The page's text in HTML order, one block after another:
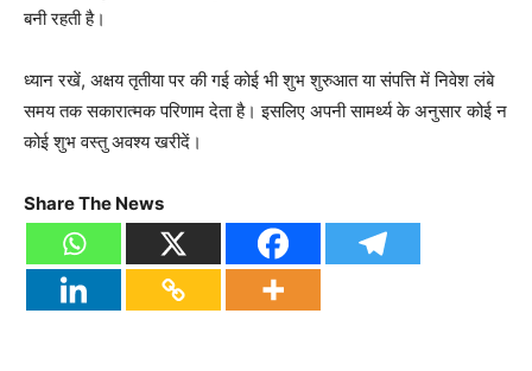
बनी रहती है।
ध्यान रखें, अक्षय तृतीया पर की गई कोई भी शुभ शुरुआत या संपत्ति में निवेश लंबे
समय तक सकारात्मक परिणाम देता है। इसलिए अपनी सामर्थ्य के अनुसार कोई न
कोई शुभ वस्तु अवश्य खरीदें।
Share The News